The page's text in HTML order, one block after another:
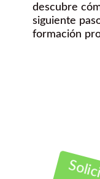
descubre
siguiente
formación